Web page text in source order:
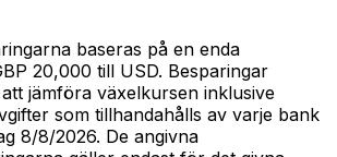
baseras på en enda
20,000 till USD. Besparingar
jämföra växelkursen inklusive
som tillhandahålls av varje bank
8/8/2026. De angivna